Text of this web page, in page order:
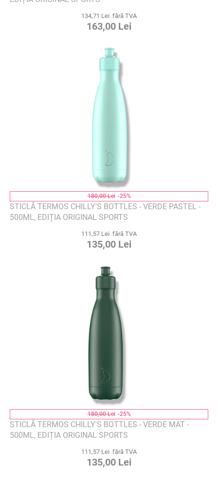
134,71 Lei fără TVA
163,00 Lei
180,00 Lei -25%
STICLĂ TERMOS CHILLY'S BOTTLES - VERDE PASTEL -
500ML, EDIȚIA ORIGINAL SPORTS
111,57 Lei fără TVA
135,00 Lei
180,00 Lei -25%
STICLĂ TERMOS CHILLY'S BOTTLES - VERDE MAT -
500ML, EDIȚIA ORIGINAL SPORTS
111,57 Lei fără TVA
135,00 Lei